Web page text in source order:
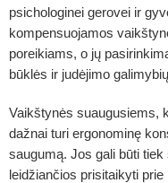
psichologinei gerovei ir
kompensuojamos
poreikiams, o jų
būklės ir judėjimo
Vaikštynės suaugusiems,
dažnai turi ergonominę
saugumą. Jos gali būti
leidžiančios prisitaikyti